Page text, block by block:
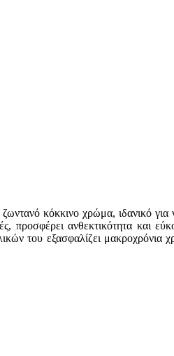
κόκκινο χρώμα, ιδανικό
προσφέρει ανθεκτικότητα και
του εξασφαλίζει μακροχρόνια